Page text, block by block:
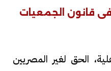
قانون الجمعيات
الحق لغير المصريين